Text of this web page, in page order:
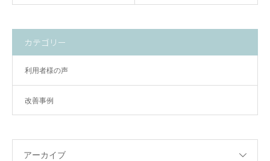
カテゴリー
利用者様の声
改善事例
アーカイブ